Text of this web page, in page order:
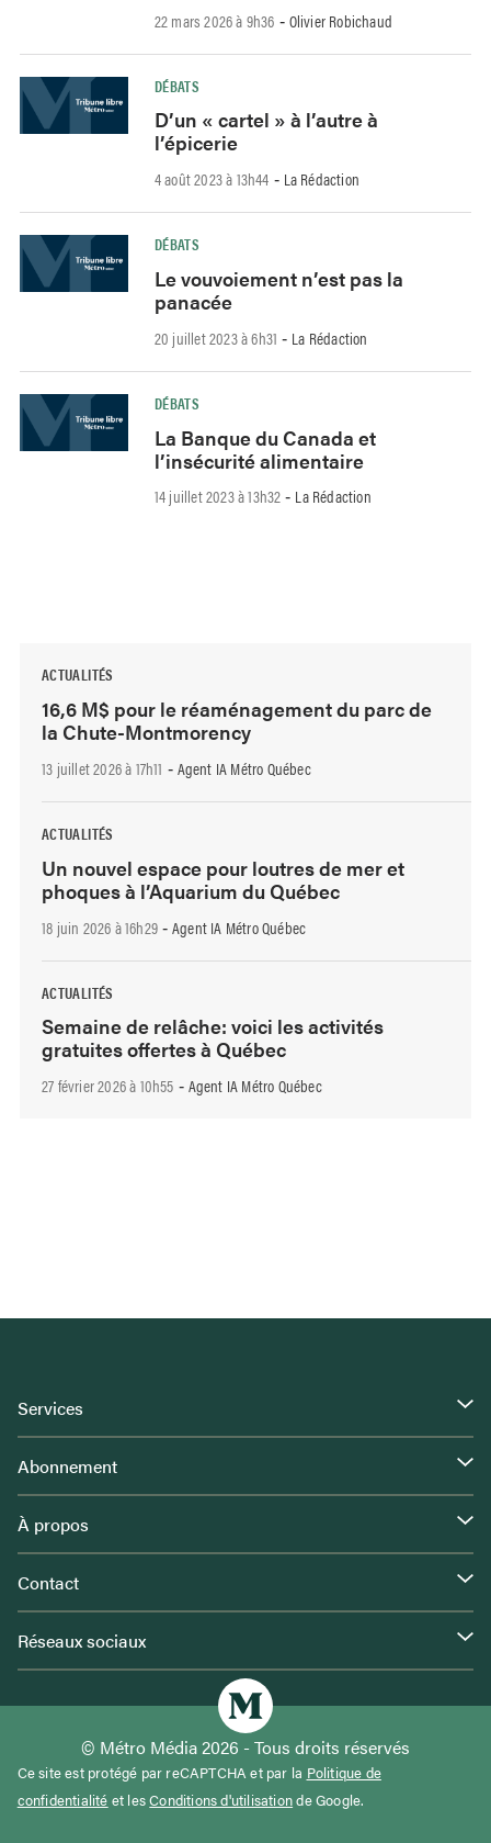
22 mars 2026 à 9h36 - Olivier Robichaud
DÉBATS
D’un « cartel » à l’autre à
l’épicerie
4 août 2023 à 13h44 - La Rédaction
DÉBATS
Le vouvoiement n’est pas la
panacée
20 juillet 2023 à 6h31 - La Rédaction
DÉBATS
La Banque du Canada et
l’insécurité alimentaire
14 juillet 2023 à 13h32 - La Rédaction
ACTUALITÉS
16,6 M$ pour le réaménagement du parc de
la Chute-Montmorency
13 juillet 2026 à 17h11 - Agent IA Métro Québec
ACTUALITÉS
Un nouvel espace pour loutres de mer et
phoques à l’Aquarium du Québec
18 juin 2026 à 16h29 - Agent IA Métro Québec
ACTUALITÉS
Semaine de relâche: voici les activités
gratuites offertes à Québec
27 février 2026 à 10h55 - Agent IA Métro Québec
Services
Abonnement
À propos
Contact
Réseaux sociaux
© Métro Média 2026 - Tous droits réservés
Ce site est protégé par reCAPTCHA et par la Politique de
confidentialité et lesConditions d'utilisationde Google.